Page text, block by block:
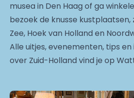
musea in Den Haag of ga
bezoek de knusse kustplaatsen,
Zee, Hoek van Holland en
Alle uitjes, evenementen, tips
over Zuid-Holland vind je op